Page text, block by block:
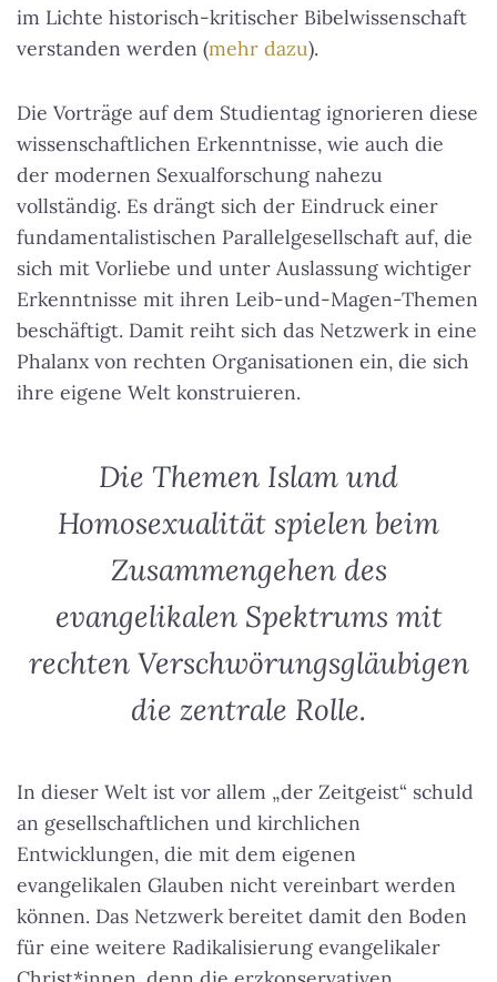
im Lichte historisch-kritischer Bibelwissenschaft
verstanden werden (mehr dazu).
Die Vorträge auf dem Studientag ignorieren diese
wissenschaftlichen Erkenntnisse, wie auch die
der modernen Sexualforschung nahezu
vollständig. Es drängt sich der Eindruck einer
fundamentalistischen Parallelgesellschaft auf, die
sich mit Vorliebe und unter Auslassung wichtiger
Erkenntnisse mit ihren Leib-und-Magen-Themen
beschäftigt. Damit reiht sich das Netzwerk in eine
Phalanx von rechten Organisationen ein, die sich
ihre eigene Welt konstruieren.
Die Themen Islam und
Homosexualität spielen beim
Zusammengehen des
evangelikalen Spektrums mit
rechten Verschwörungsgläubigen
die zentrale Rolle.
In dieser Welt ist vor allem „der Zeitgeist“ schuld
an gesellschaftlichen und kirchlichen
Entwicklungen, die mit dem eigenen
evangelikalen Glauben nicht vereinbart werden
können. Das Netzwerk bereitet damit den Boden
für eine weitere Radikalisierung evangelikaler